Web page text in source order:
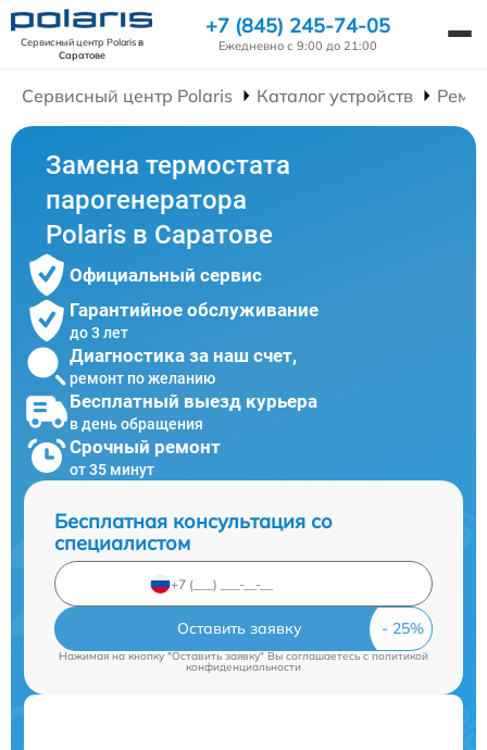
Сервисный центр Polarisв
Саратове
+7 (845) 245-74-05
Ежедневно с 9:00 до 21:00
Сервисный центр Polaris Каталог устройств
Замена термостата
парогенератора
Polaris в Саратове
Официальный сервис
Гарантийное обслуживание
до 3 лет
Диагностика за наш счет,
ремонт по желанию
Бесплатный выезд курьера
в день обращения
Срочный ремонт
от 35 минут
Бесплатная консультация со
специалистом
Оставить заявку
Нажимая на кнопку "Оставить заявку" Вы соглашаетесь cполитикой
конфиденциальности